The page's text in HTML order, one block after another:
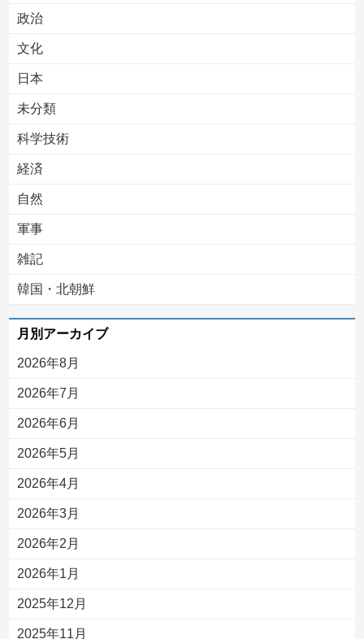
政治
文化
日本
未分類
科学技術
経済
自然
軍事
雑記
韓国・北朝鮮
月別アーカイブ
2026年8月
2026年7月
2026年6月
2026年5月
2026年4月
2026年3月
2026年2月
2026年1月
2025年12月
2025年11月